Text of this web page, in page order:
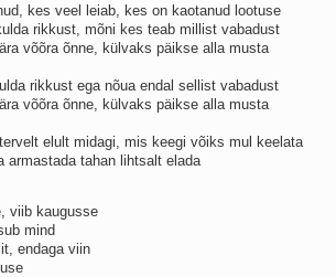
kes veel leiab, kes on kaotanud lootuse
rikkust, mõni kes teab millist vabadust
võõra õnne, külvaks päikse alla musta
rikkust ega nõua endal sellist vabadust
võõra õnne, külvaks päikse alla musta
elult midagi, mis keegi võiks mul keelata
armastada tahan lihtsalt elada
viib kaugusse
mind
endaga viin